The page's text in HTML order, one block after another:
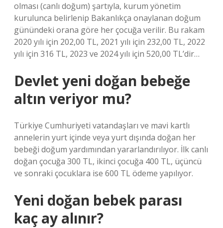
olması (canlı doğum) şartıyla, kurum yönetim
kurulunca belirlenip Bakanlıkça onaylanan doğum
günündeki orana göre her çocuğa verilir. Bu rakam
2020 yılı için 202,00 TL, 2021 yılı için 232,00 TL, 2022
yılı için 316 TL, 2023 ve 2024 yılı için 520,00 TL’dir…
Devlet yeni doğan bebeğe
altın veriyor mu?
Türkiye Cumhuriyeti vatandaşları ve mavi kartlı
annelerin yurt içinde veya yurt dışında doğan her
bebeği doğum yardımından yararlandırılıyor. İlk canlı
doğan çocuğa 300 TL, ikinci çocuğa 400 TL, üçüncü
ve sonraki çocuklara ise 600 TL ödeme yapılıyor.
Yeni doğan bebek parası
kaç ay alınır?